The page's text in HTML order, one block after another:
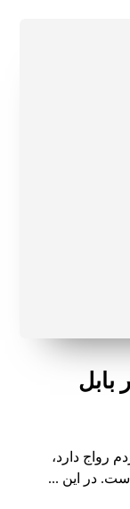
بابل
رواج دارد،
در این ...